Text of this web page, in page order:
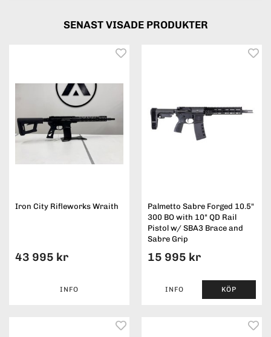
SENAST VISADE PRODUKTER
Iron City Rifleworks Wraith
43 995 kr
INFO
Palmetto Sabre Forged 10.5"
300 BO with 10" QD Rail
Pistol w/ SBA3 Brace and
Sabre Grip
15 995 kr
INFO KÖP